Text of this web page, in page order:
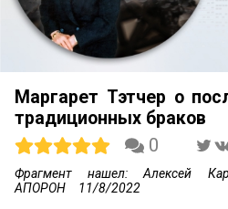
Маргарет Тэтчер о
традиционных браков
0
Фрагмент нашел: Алексей
АПОРОН
11/8/2022